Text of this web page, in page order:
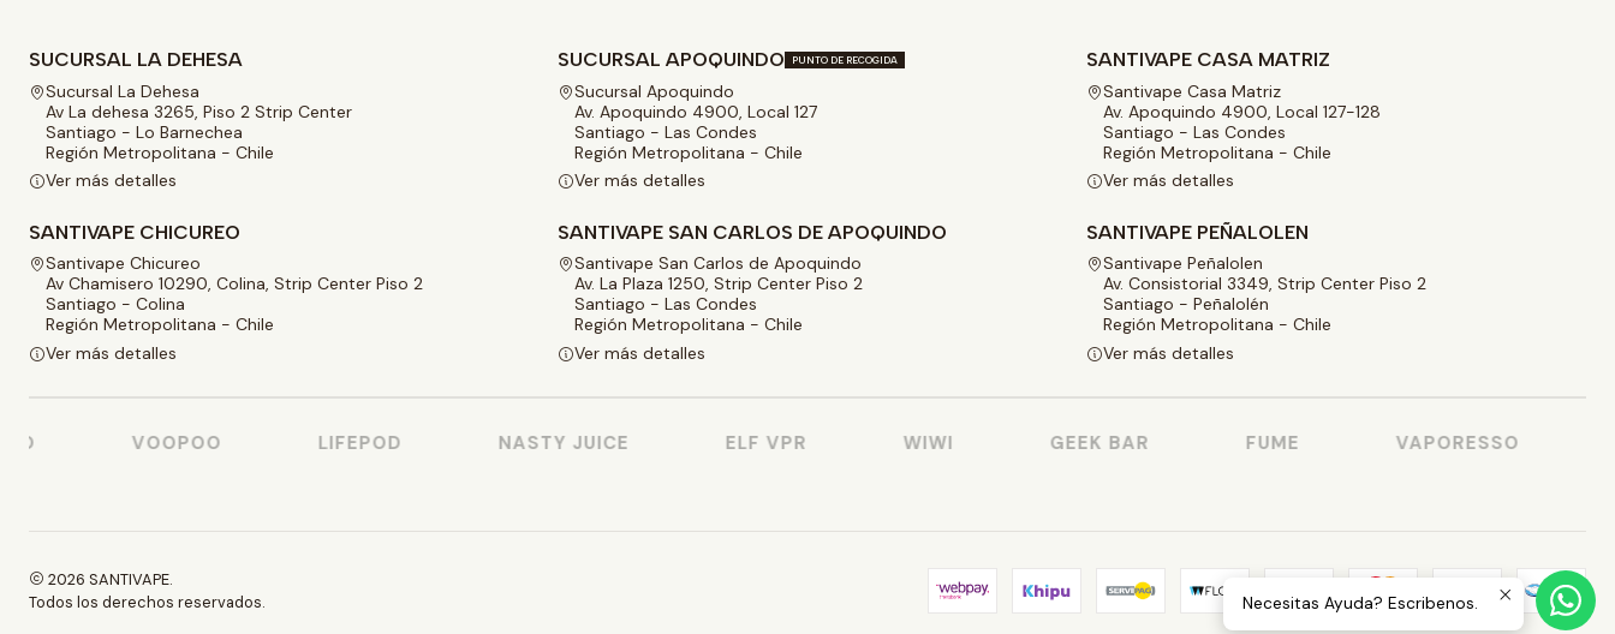
SUCURSAL LA DEHESA
Sucursal La Dehesa
Av La dehesa 3265, Piso 2 Strip Center
Santiago - Lo Barnechea
Región Metropolitana - Chile
Ver más detalles
SUCURSAL APOQUINDO PUNTO DE RECOGIDA
Sucursal Apoquindo
Av. Apoquindo 4900, Local 127
Santiago - Las Condes
Región Metropolitana - Chile
Ver más detalles
SANTIVAPE CASA MATRIZ
Santivape Casa Matriz
Av. Apoquindo 4900, Local 127-128
Santiago - Las Condes
Región Metropolitana - Chile
Ver más detalles
SANTIVAPE CHICUREO
Santivape Chicureo
Av Chamisero 10290, Colina, Strip Center Piso 2
Santiago - Colina
Región Metropolitana - Chile
Ver más detalles
SANTIVAPE SAN CARLOS DE APOQUINDO
Santivape San Carlos de Apoquindo
Av. La Plaza 1250, Strip Center Piso 2
Santiago - Las Condes
Región Metropolitana - Chile
Ver más detalles
SANTIVAPE PEÑALOLEN
Santivape Peñalolen
Av. Consistorial 3349, Strip Center Piso 2
Santiago - Peñalolén
Región Metropolitana - Chile
Ver más detalles
VOOPOO LIFEPOD NASTY JUICE ELF VPR WIWI GEEK BAR FUME VAPORESSO
2026 SANTIVAPE.
Todos los derechos reservados.
Necesitas Ayuda? Escribenos.